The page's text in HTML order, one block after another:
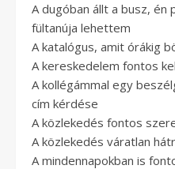
A dugóban állt a busz,
fültanúja lehettem
A katalógus, amit órákig
A kereskedelem fontos
A kollégámmal egy
cím kérdése
A közlekedés fontos
A közlekedés váratlan
A mindennapokban is